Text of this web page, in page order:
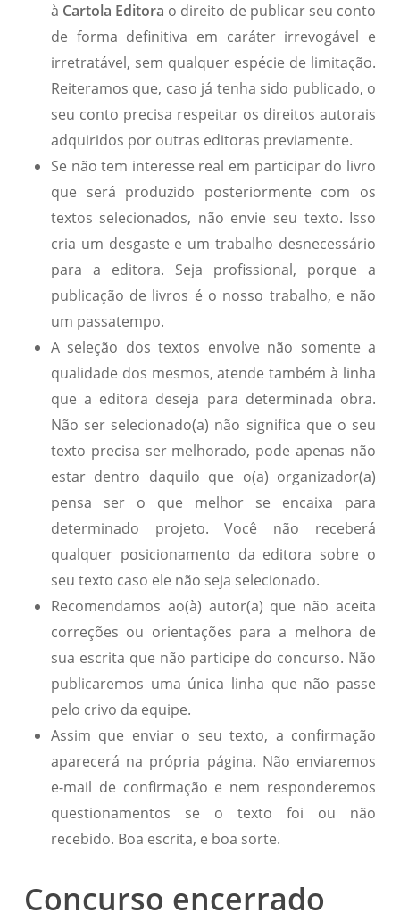
à Cartola Editora o direito de publicar seu conto
de forma definitiva em caráter irrevogável e
irretratável, sem qualquer espécie de limitação.
Reiteramos que, caso já tenha sido publicado, o
seu conto precisa respeitar os direitos autorais
adquiridos por outras editoras previamente.
Se não tem interesse real em participar do livro
que será produzido posteriormente com os
textos selecionados, não envie seu texto. Isso
cria um desgaste e um trabalho desnecessário
para a editora. Seja profissional, porque a
publicação de livros é o nosso trabalho, e não
um passatempo.
A seleção dos textos envolve não somente a
qualidade dos mesmos, atende também à linha
que a editora deseja para determinada obra.
Não ser selecionado(a) não significa que o seu
texto precisa ser melhorado, pode apenas não
estar dentro daquilo que o(a) organizador(a)
pensa ser o que melhor se encaixa para
determinado projeto. Você não receberá
qualquer posicionamento da editora sobre o
seu texto caso ele não seja selecionado.
Recomendamos ao(à) autor(a) que não aceita
correções ou orientações para a melhora de
sua escrita que não participe do concurso. Não
publicaremos uma única linha que não passe
pelo crivo da equipe.
Assim que enviar o seu texto, a confirmação
aparecerá na própria página. Não enviaremos
e-mail de confirmação e nem responderemos
questionamentos se o texto foi ou não
recebido. Boa escrita, e boa sorte.
Concurso encerrado